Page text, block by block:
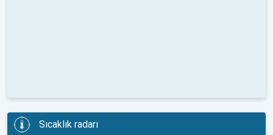
Sıcaklık radarı